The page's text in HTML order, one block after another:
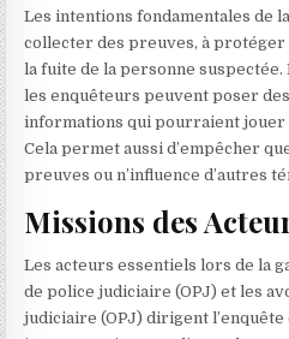
Les intentions fondamentales de
collecter des preuves, à protéger
la fuite de la personne
les enquêteurs peuvent poser
informations qui pourraient jouer
Cela permet aussi d’empêcher
preuves ou n’influence d’autres
Missions des
Les acteurs essentiels lors de la
de police judiciaire (OPJ) et les
judiciaire (OPJ) dirigent l’enquête